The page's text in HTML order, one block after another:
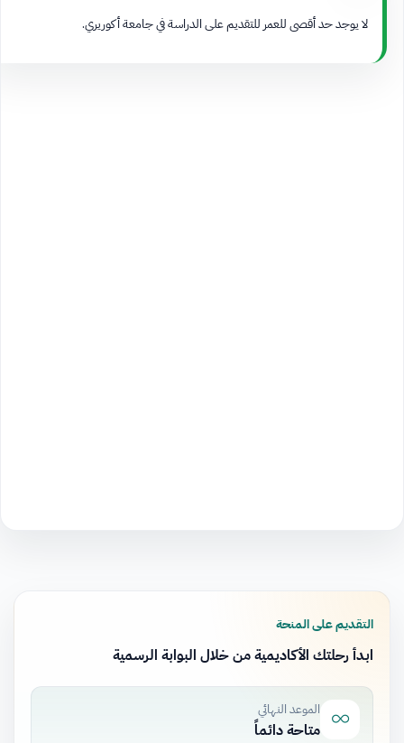
لا يوجد حد أقصى للعمر للتقديم على الدراسة في جامعة أكوريري.
التقديم على المنحة
ابدأ رحلتك الأكاديمية من خلال البوابة الرسمية
الموعد النهائي
متاحة دائماً